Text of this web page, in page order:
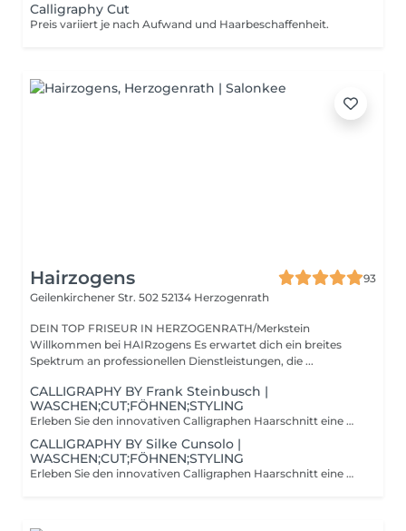
Calligraphy Cut
Preis variiert je nach Aufwand und Haarbeschaffenheit.
Hairzogens
93
Geilenkirchener Str. 502 52134 Herzogenrath
DEIN TOP FRISEUR IN HERZOGENRATH/Merkstein
Willkommen bei HAIRzogens Es erwartet dich ein breites
Spektrum an professionellen Dienstleistungen, die ...
CALLIGRAPHY BY Frank Steinbusch |
WASCHEN;CUT;FÖHNEN;STYLING
Erleben Sie den innovativen Calligraphen Haarschnitt eine moderne Technik, die Ihrem Haar lebendige Bewegung und Struktur verleiht. Durch präzise Schnittführung mit einem speziellen Werkzeug werden die Haarspitzen sanft angespitzt, was zu einem natürlichen, federnden Look führt. Ideal für alle Haartypen, sorgt dieser Schnitt für mehr Volumen und ein gesundes Aussehen. Gönnen Sie sich diesen einzigartigen Haarschnitt und genießen Sie ein frisches, dynamisches Styling!
CALLIGRAPHY BY Silke Cunsolo |
WASCHEN;CUT;FÖHNEN;STYLING
Erleben Sie den innovativen Calligraphen Haarschnitt eine moderne Technik, die Ihrem Haar lebendige Bewegung und Struktur verleiht. Durch präzise Schnittführung mit einem speziellen Werkzeug werden die Haarspitzen sanft angespitzt, was zu einem natürlichen, federnden Look führt. Ideal für alle Haartypen, sorgt dieser Schnitt für mehr Volumen und ein gesundes Aussehen. Gönnen Sie sich diesen einzigartigen Haarschnitt und genießen Sie ein frisches, dynamisches Styling!